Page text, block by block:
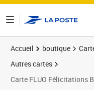
Accueil boutique
Autres cartes
Carte FLUO Félicitations